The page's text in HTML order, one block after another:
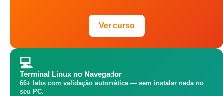
Ver curso
💻
Terminal Linux no Navegador
66+ labs com validação automática — sem instalar nada no
seu PC.